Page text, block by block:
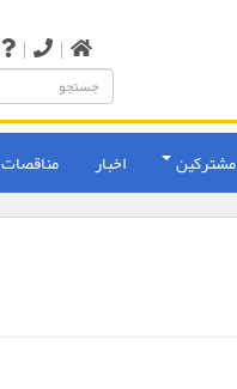
|
|
مشترکین اخبار مناقصات